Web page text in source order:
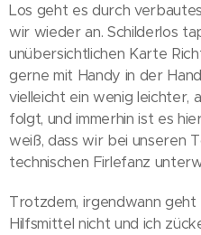
Los geht es durch
wir wieder an. Schilderlos
unübersichtlichen Karte
gerne mit Handy in der
vielleicht ein wenig leichter,
folgt, und immerhin ist es
weiß, dass wir bei unseren
technischen Firlefanz
Trotzdem, irgendwann geht
Hilfsmittel nicht und ich